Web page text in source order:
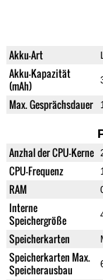
Akku-Art
Akku-Kapazität
(mAh)
Max. Gesprächsdauer
Anzhal der CPU-Kerne
CPU-Frequenz
RAM
Interne
Speichergröße
Speicherkarten
Speicherkarten Max.
Speicherausbau